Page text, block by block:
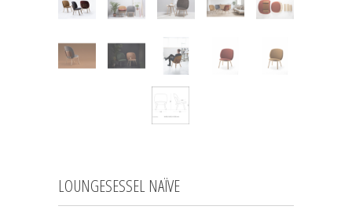
LOUNGESESSEL NAÏVE